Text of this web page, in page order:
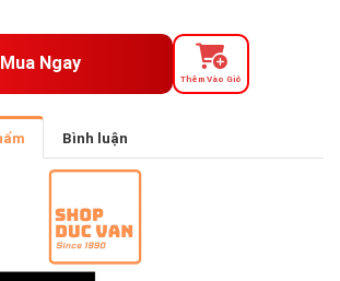
Mua Ngay
Thêm Vào Giỏ
Bình luận